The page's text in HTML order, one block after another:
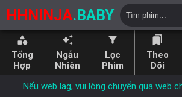
HHNINJA.BABY
category
Tổng
Hợp
auto_awesome
Ngẫu
Nhiên
filter_alt
Lọc
Phim
bookmarks
Theo
Dõi
Nếu web lag, vui lòng chuyển qua web